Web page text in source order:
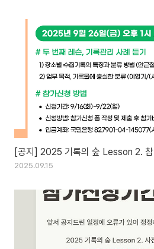
[공지] 2025 기록의 숲 Lesson 2. 참
2025.09.15